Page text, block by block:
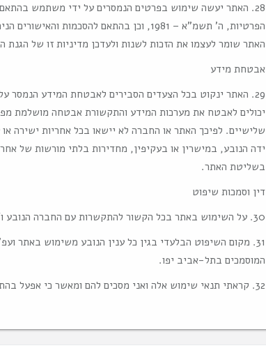
28. האתר יעשה שימוש בפרטים הנמסרים על ידי משתמש בהתאם
הפרטיות, ה' תשמ"א – 1981, וכן בהתאם
האתר שומר לעצמו את הזכות לשנות ולעדכן מדיניות זו של הגנת
אבטחת מידע
29. האתר ינקוט בכל הצעדים הסבירים לאבטחת המידע
יכולים לאבטח את מערכות המידע והתקשורת אבטחה מושלמת
שלישיים. לפיכך האתר או החברה לא יישאו בכל אחריות ישירה
ידה הנובע, במישרין או בעקיפין, מחדירות בלתי מורשות של
בשליטת האתר.
דין וסמכות שיפוט
30. על השימוש באתר בכל הקשור להתקשרות עם החברה הנובע ו/או הנוגע בכך יחולו אך ורק דיני מדינת ישראל.
31. מקום השיפוט הבלעדי בגין כל ענין הנובע משימוש באתר
המוסמכים בתל-אביב יפו.
32. קראתי תנאי שימוש אלה ואני מסכים להם ומאשר כי אפעל בהתאם להם